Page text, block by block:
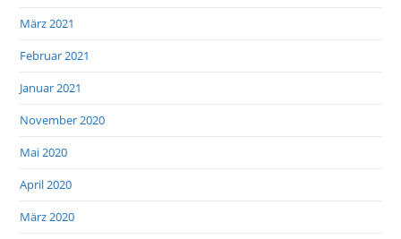
März 2021
Februar 2021
Januar 2021
November 2020
Mai 2020
April 2020
März 2020